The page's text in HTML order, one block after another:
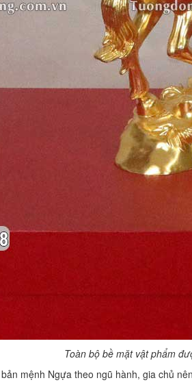
Toàn bộ bề mặt vật phẩm
mệnh Ngựa theo ngũ hành, gia chủ